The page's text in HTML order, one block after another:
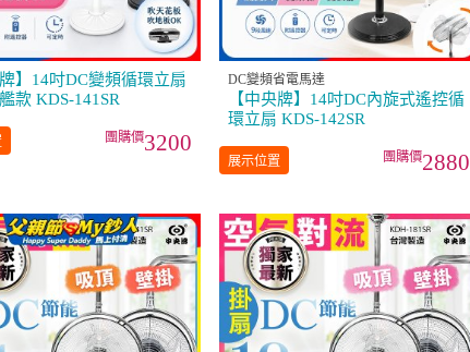
牌】14吋DC變頻循環立扇
款 KDS-141SR
3200
DC變頻省電馬達
【中央牌】14吋DC內旋式遙控循
環立扇 KDS-142SR
展示位置 2880
議設備 事務設備/耗材 環境調節家電